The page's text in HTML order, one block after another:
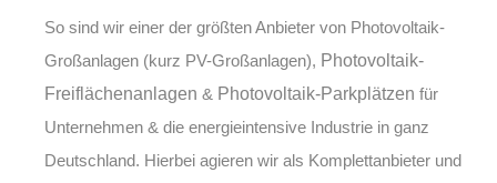
So sind wir einer der größten Anbieter von Photovoltaik-
Großanlagen (kurz PV-Großanlagen), Photovoltaik-
Freiflächenanlagen & Photovoltaik-Parkplätzen für
Unternehmen & die energieintensive Industrie in ganz
Deutschland. Hierbei agieren wir als Komplettanbieter und